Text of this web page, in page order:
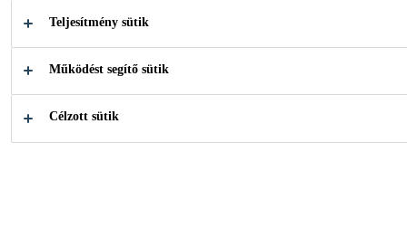
Miben segíthetünk?
Teljesítmény sütik
Működést segítő sütik
Célzott sütik